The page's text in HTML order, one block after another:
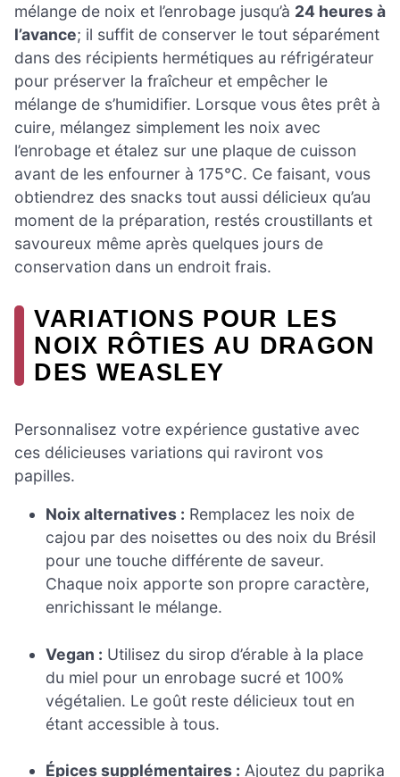
mélange de noix et l’enrobage jusqu’à 24 heures à
l’avance; il suffit de conserver le tout séparément
dans des récipients hermétiques au réfrigérateur
pour préserver la fraîcheur et empêcher le
mélange de s’humidifier. Lorsque vous êtes prêt à
cuire, mélangez simplement les noix avec
l’enrobage et étalez sur une plaque de cuisson
avant de les enfourner à 175°C. Ce faisant, vous
obtiendrez des snacks tout aussi délicieux qu’au
moment de la préparation, restés croustillants et
savoureux même après quelques jours de
conservation dans un endroit frais.
VARIATIONS POUR LES
NOIX RÔTIES AU DRAGON
DES WEASLEY
Personnalisez votre expérience gustative avec
ces délicieuses variations qui raviront vos
papilles.
Noix alternatives : Remplacez les noix de
cajou par des noisettes ou des noix du Brésil
pour une touche différente de saveur.
Chaque noix apporte son propre caractère,
enrichissant le mélange.
Vegan : Utilisez du sirop d’érable à la place
du miel pour un enrobage sucré et 100%
végétalien. Le goût reste délicieux tout en
étant accessible à tous.
Épices supplémentaires : Ajoutez du paprika